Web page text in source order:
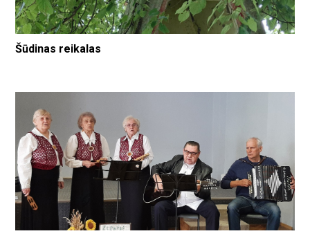
Šūdinas reikalas